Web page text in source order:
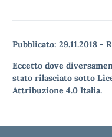
Pubblicato: 29.11.2018 -
Eccetto dove
stato rilasciato sotto
Attribuzione 4.0 Italia.